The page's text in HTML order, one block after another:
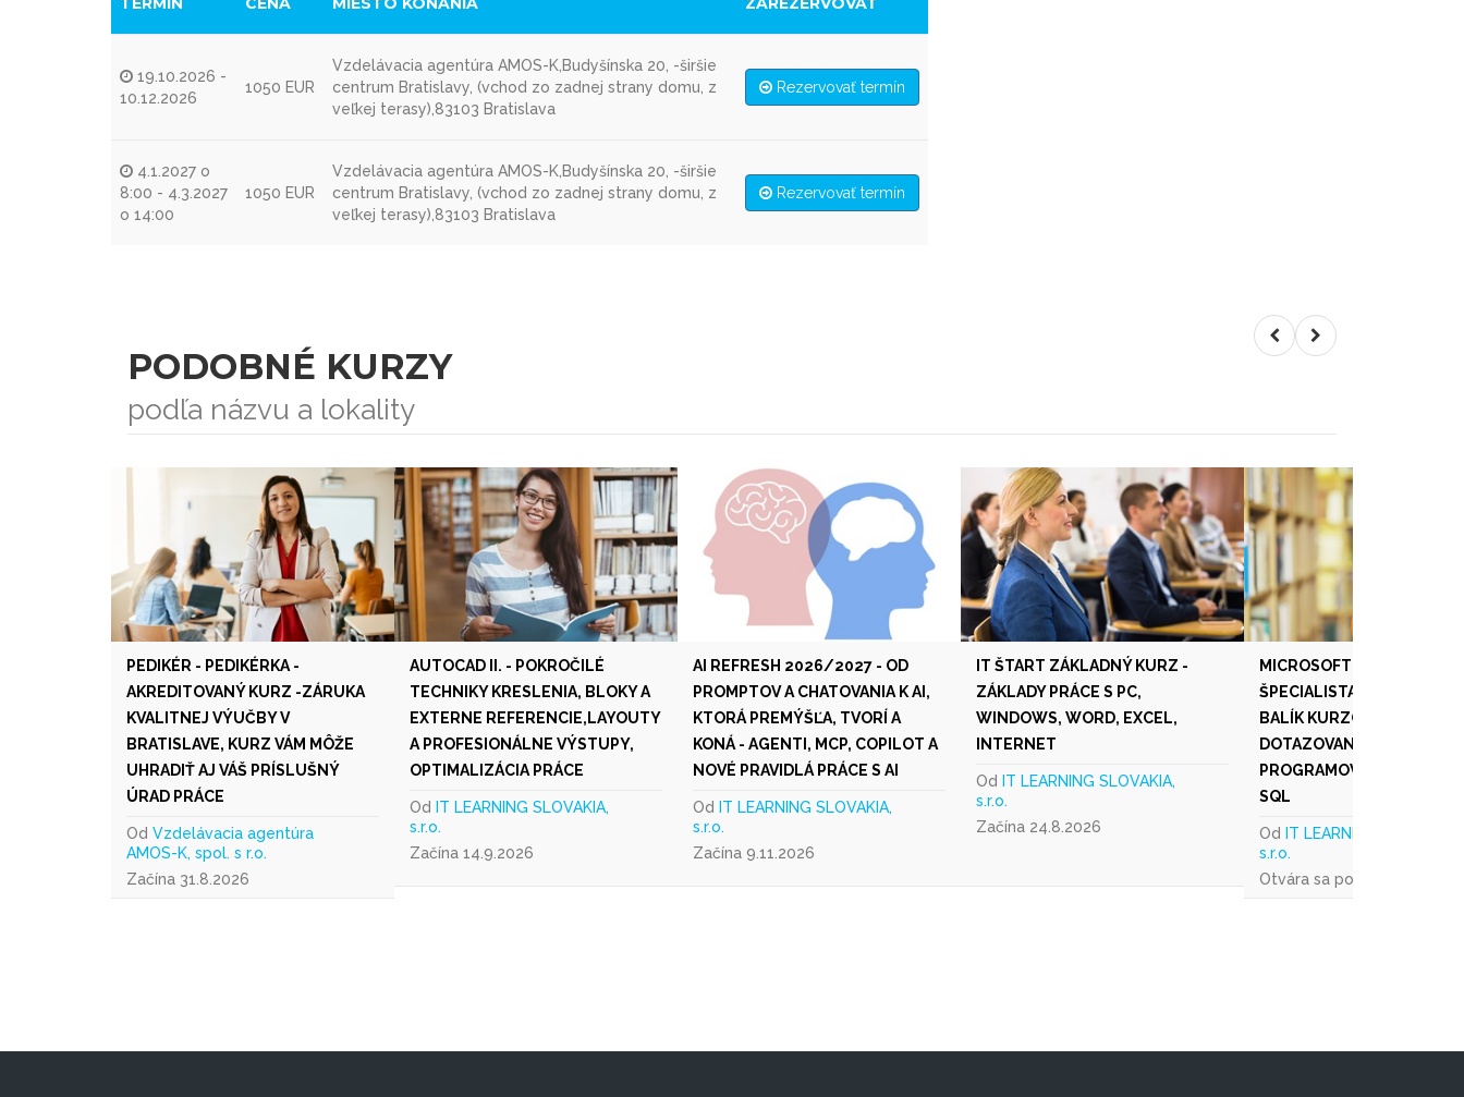
19.10.2026 -
10.12.2026
1050 EUR
Vzdelávacia agentúra AMOS-K,Budyšínska 20, -širšie
centrum Bratislavy, (vchod zo zadnej strany domu, z
veľkej terasy),83103 Bratislava
Rezervovať termín
4.1.2027 o
8:00 - 4.3.2027
o 14:00
1050 EUR
Vzdelávacia agentúra AMOS-K,Budyšínska 20, -širšie
centrum Bratislavy, (vchod zo zadnej strany domu, z
veľkej terasy),83103 Bratislava
Rezervovať termín
PODOBNÉ KURZY
podľa názvu a lokality
PEDIKÉR - PEDIKÉRKA -
AKREDITOVANÝ KURZ -ZÁRUKA
KVALITNEJ VÝUČBY V
BRATISLAVE, KURZ VÁM MÔŽE
UHRADIŤ AJ VÁŠ PRÍSLUŠNÝ
ÚRAD PRÁCE
Od Vzdelávacia agentúra
AMOS-K, spol. s r.o.
Začína 31.8.2026
AUTOCAD II. - POKROČILÉ
TECHNIKY KRESLENIA, BLOKY A
EXTERNE REFERENCIE,LAYOUTY
A PROFESIONÁLNE VÝSTUPY,
OPTIMALIZÁCIA PRÁCE
Od IT LEARNING SLOVAKIA,
s.r.o.
Začína 14.9.2026
AI REFRESH 2026/2027 - OD
PROMPTOV A CHATOVANIA K AI,
KTORÁ PREMÝŠĽA, TVORÍ A
KONÁ - AGENTI, MCP, COPILOT A
NOVÉ PRAVIDLÁ PRÁCE S AI
Od IT LEARNING SLOVAKIA,
s.r.o.
Začína 9.11.2026
IT ŠTART ZÁKLADNÝ KURZ -
ZÁKLADY PRÁCE S PC,
WINDOWS, WORD, EXCEL,
INTERNET
Od IT LEARNING SLOVAKIA,
s.r.o.
Začína 24.8.2026
MICROSOFT SQL SERVER
ŠPECIALISTA - KOMPLEXNÝ
BALÍK KURZOV:
DOTAZOVANIE, ANALÝZA
PROGRAMOVANIE V
SQL
Od IT LEARNING SLOVAKIA,
s.r.o.
Otvára sa podľa záujmu